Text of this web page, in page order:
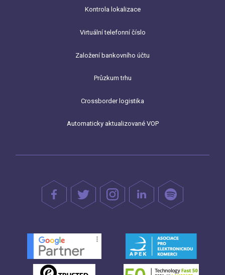
Kontrola lokalizace
Virtuální telefonní číslo
Založení bankovního účtu
Průzkum trhu
Crossborder logistika
Automaticky aktualizované VOP